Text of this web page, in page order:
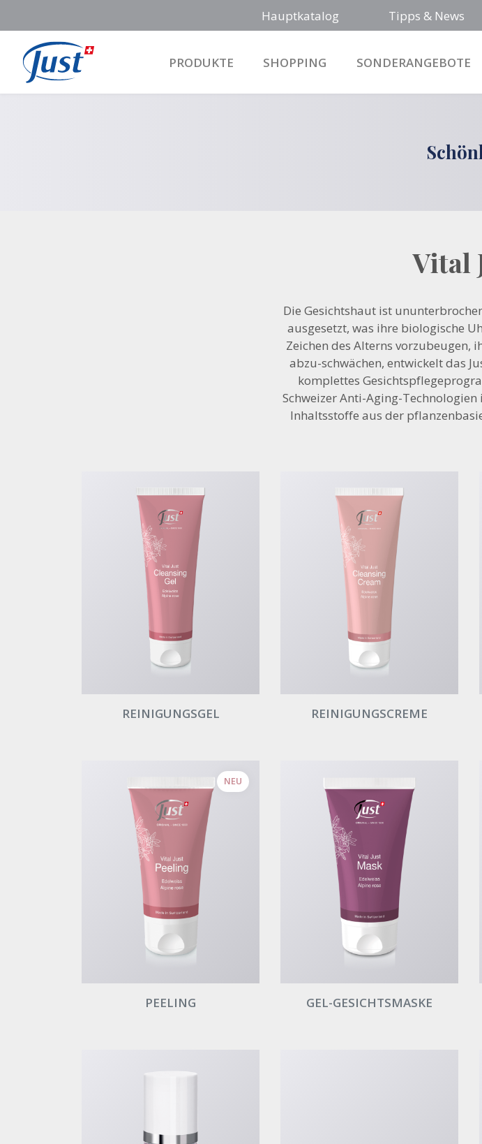
Hauptkatalog Tipps & News
Main NavigationPRODUKTE SHOPPING SONDERANGEBOTE
Vital
Die Gesichtshaut ist
ausgesetzt, was ihre biologische
Zeichen des Alterns vorzubeugen,
abzu-schwächen, entwickelt das
komplettes
Schweizer Anti-Aging-
Inhaltsstoffe aus der
REINIGUNGSGEL REINIGUNGSCREME
NEU
PEELING GEL-GESICHTSMASKE